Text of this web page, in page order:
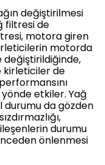
değiştirilmesi
filtresi de
motora giren
motorda
değiştirildiğinde,
kirleticiler de
etkiler. Yağ
durumu da gözden
durumu
önlenmesi